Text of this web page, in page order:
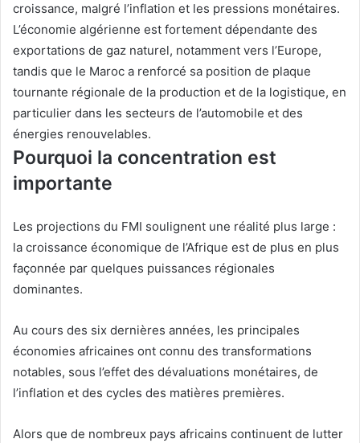
croissance, malgré l’inflation et les pressions monétaires.
L’économie algérienne est fortement dépendante des
exportations de gaz naturel, notamment vers l’Europe,
tandis que le Maroc a renforcé sa position de plaque
tournante régionale de la production et de la logistique, en
particulier dans les secteurs de l’automobile et des
énergies renouvelables.
Pourquoi la concentration est
importante
Les projections du FMI soulignent une réalité plus large :
la croissance économique de l’Afrique est de plus en plus
façonnée par quelques puissances régionales
dominantes.
Au cours des six dernières années, les principales
économies africaines ont connu des transformations
notables, sous l’effet des dévaluations monétaires, de
l’inflation et des cycles des matières premières.
Alors que de nombreux pays africains continuent de lutter